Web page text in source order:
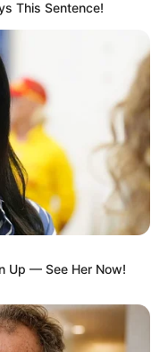
This Sentence!
Up — See Her Now!